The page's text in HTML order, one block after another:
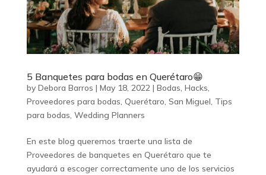
5 Banquetes para bodas en Querétaro😁
by Debora Barros | May 18, 2022| Bodas, Hacks,
Proveedores para bodas, Querétaro, San Miguel, Tips
para bodas, Wedding Planners
En este blog queremos traerte una lista de
Proveedores de banquetes en Querétaro que te
ayudará a escoger correctamente uno de los servicios